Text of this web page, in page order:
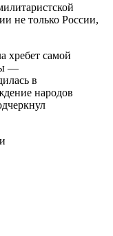
не только России,
хребет самой
—
в
народов